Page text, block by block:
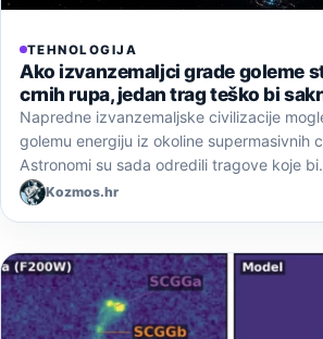
TEHNOLOGIJA
Ako izvanzemaljci grade goleme
crnih rupa, jedan trag teško bi
Napredne izvanzemaljske civilizacije
golemu energiju iz okoline supermasivnih
Astronomi su sada odredili tragove koje
Kozmos.hr